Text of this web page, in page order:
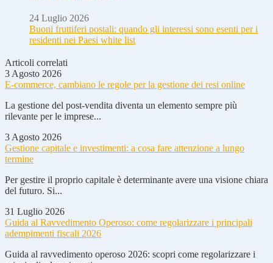
24 Luglio 2026
Buoni fruttiferi postali: quando gli interessi sono esenti per i
residenti nei Paesi white list
Articoli correlati
3 Agosto 2026
E-commerce, cambiano le regole per la gestione dei resi online
La gestione del post-vendita diventa un elemento sempre più
rilevante per le imprese...
3 Agosto 2026
Gestione capitale e investimenti: a cosa fare attenzione a lungo
termine
Per gestire il proprio capitale è determinante avere una visione chiara
del futuro. Si...
31 Luglio 2026
Guida al Ravvedimento Operoso: come regolarizzare i principali
adempimenti fiscali 2026
Guida al ravvedimento operoso 2026: scopri come regolarizzare i